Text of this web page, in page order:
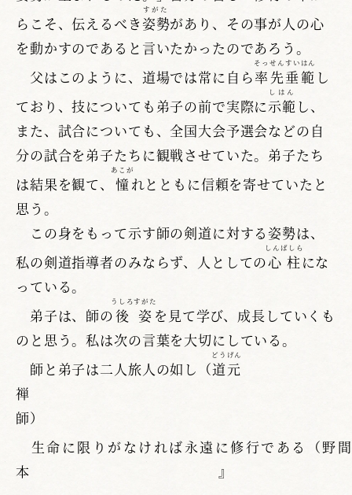
らこそ、伝えるべき姿勢
すがた
があり、その事が人の心
を動かすのであると言いたかったのであろう。
父はこのように、道場では常に自ら率先垂範
そっせんすいはん
し
ており、技についても弟子の前で実際に示範
しはん
し、
また、試合についても、全国大会予選会などの自
分の試合を弟子たちに観戦させていた。弟子たち
は結果を観て、 憧
あこが
れとともに信頼を寄せていたと
思う。
この身をもって示す師の剣道に対する姿勢は、
私の剣道指導者のみならず、人としての心柱
しんばしら
にな
っている。
弟子は、師の後姿
うしろすがた
を見て学び、成長していくも
のと思う。私は次の言葉を大切にしている。
師と弟子は二人旅人の如し（道元
どうげん
禅
師
生命に限りがなければ永遠に修行である（野
本』